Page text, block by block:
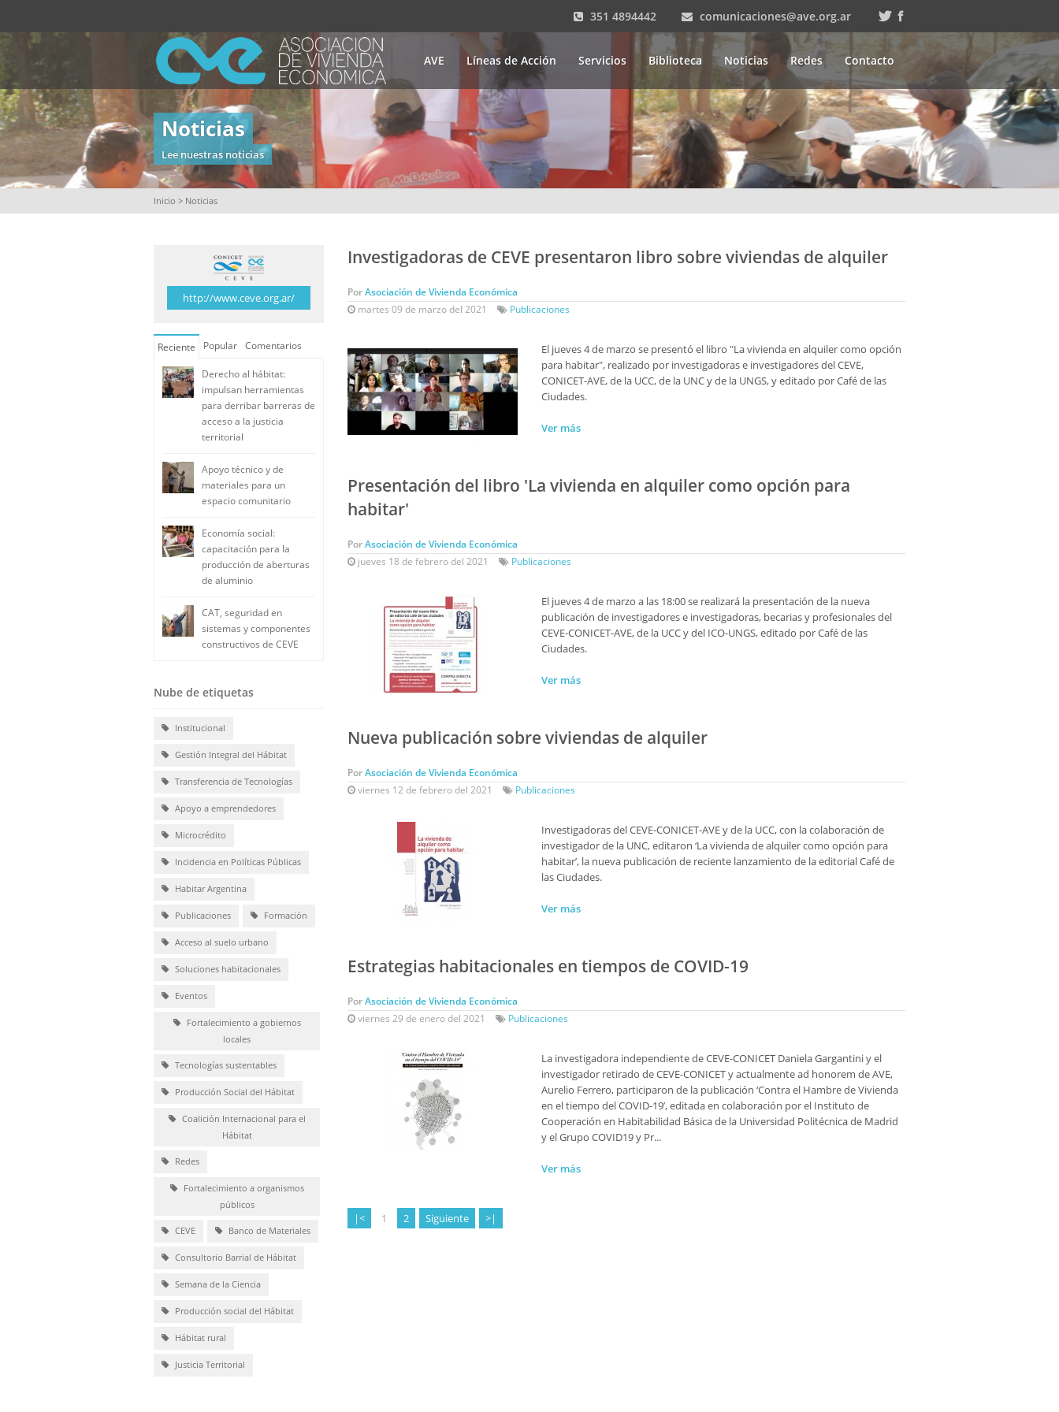
351 4894442 comunicaciones@ave.org.ar
AVE Líneas de Acción Servicios Biblioteca Noticias Redes Contacto
Noticias
Lee nuestras noticias
Inicio > Noticias
Investigadoras de CEVE presentaron libro sobre viviendas de alquiler
PorAsociación de Vivienda Económica
martes 09 de marzo del 2021
Publicaciones
El jueves 4 de marzo se presentó el libro "La vivienda en alquiler como opción
para habitar", realizado por investigadoras e investigadores del CEVE,
CONICET-AVE, de la UCC, de la UNC y de la UNGS, y editado por Café de las
Ciudades.
Ver más
Presentación del libro 'La vivienda en alquiler como opción para
habitar'
PorAsociación de Vivienda Económica
jueves 18 de febrero del 2021
Publicaciones
El jueves 4 de marzo a las 18:00 se realizará la presentación de la nueva
publicación de investigadores e investigadoras, becarias y profesionales del
CEVE-CONICET-AVE, de la UCC y del ICO-UNGS, editado por Café de las
Ciudades.
Ver más
Nueva publicación sobre viviendas de alquiler
PorAsociación de Vivienda Económica
viernes 12 de febrero del 2021
Publicaciones
Investigadoras del CEVE-CONICET-AVE y de la UCC, con la colaboración de
investigador de la UNC, editaron ‘La vivienda de alquiler como opción para
habitar’, la nueva publicación de reciente lanzamiento de la editorial Café de
las Ciudades.
Ver más
Estrategias habitacionales en tiempos de COVID-19
PorAsociación de Vivienda Económica
viernes 29 de enero del 2021
Publicaciones
La investigadora independiente de CEVE-CONICET Daniela Gargantini y el
investigador retirado de CEVE-CONICET y actualmente ad honorem de AVE,
Aurelio Ferrero, participaron de la publicación ‘Contra el Hambre de Vivienda
en el tiempo del COVID-19’, editada en colaboración por el Instituto de
Cooperación en Habitabilidad Básica de la Universidad Politécnica de Madrid
y el Grupo COVID19 y Pr...
Ver más
|< 1 2 Siguiente >|
http://www.ceve.org.ar/
Reciente Popular Comentarios
Derecho al hábitat:
impulsan herramientas
para derribar barreras de
acceso a la justicia
territorial
Apoyo técnico y de
materiales para un
espacio comunitario
Economía social:
capacitación para la
producción de aberturas
de aluminio
CAT, seguridad en
sistemas y componentes
constructivos de CEVE
Nube de etiquetas
Institucional
Gestión Integral del Hábitat
Transferencia de Tecnologías
Apoyo a emprendedores
Microcrédito
Incidencia en Políticas Públicas
Habitar Argentina
Publicaciones Formación
Acceso al suelo urbano
Soluciones habitacionales
Eventos
Fortalecimiento a gobiernos
locales
Tecnologías sustentables
Producción Social del Hábitat
Coalición Internacional para el
Hábitat
Redes
Fortalecimiento a organismos
públicos
CEVE Banco de Materiales
Consultorio Barrial de Hábitat
Semana de la Ciencia
Producción social del Hábitat
Hábitat rural
Justicia Territorial